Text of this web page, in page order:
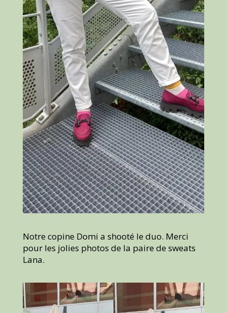
Notre copine Domi a shooté le duo. Merci
pour les jolies photos de la paire de sweats
Lana.